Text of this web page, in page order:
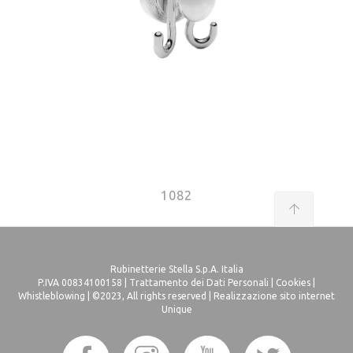
1082
Rubinetterie Stella S.p.A. Italia
P.IVA 00834100158 | Trattamento dei Dati Personali Cookies
Whistleblowing | ©2023, All rights reserved | Realizzazione sito internet
Unique